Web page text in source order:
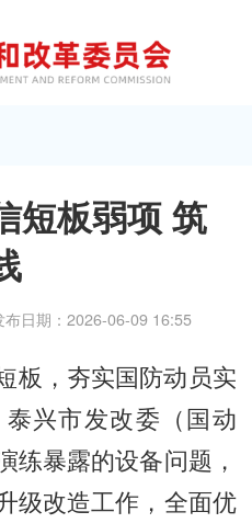
短板弱项 筑
布日期：2026-06-09 16:55
板，夯实国防动员实
兴市发改委（国动
练暴露的设备问题，
级改造工作，全面优